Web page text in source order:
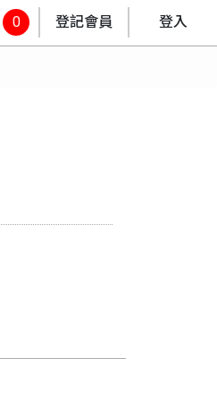
0 登記會員 登入